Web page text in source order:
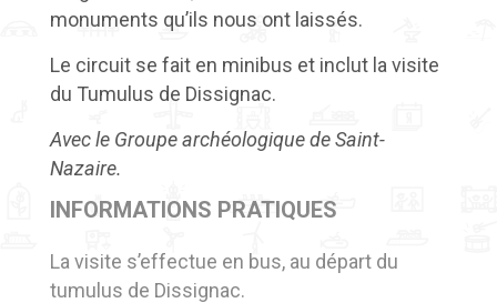
monuments qu’ils nous ont laissés.
Le circuit se fait en minibus et inclut la visite
du Tumulus de Dissignac.
Avec le Groupe archéologique de Saint-
Nazaire.
INFORMATIONS PRATIQUES
La visite s’effectue en bus, au départ du
tumulus de Dissignac.